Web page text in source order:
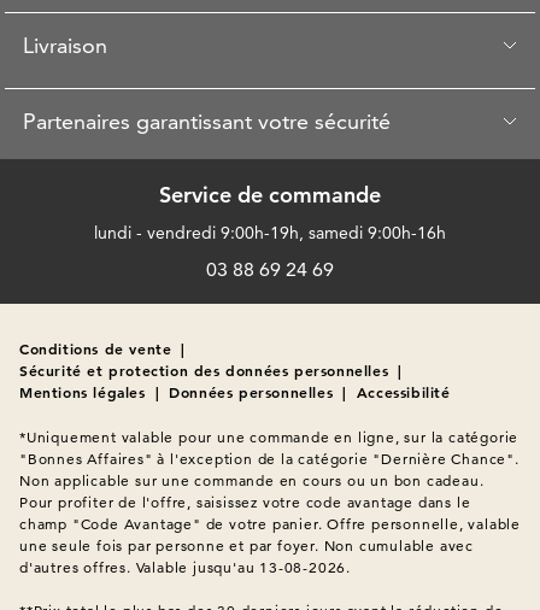
Livraison
Partenaires garantissant votre sécurité
Service de commande
lundi - vendredi 9:00h-19h, samedi 9:00h-16h
03 88 69 24 69
Conditions de vente |
Sécurité et protection des données personnelles |
Mentions légales | Données personnelles | Accessibilité
*Uniquement valable pour une commande en ligne, sur la catégorie
"Bonnes Affaires" à l'exception de la catégorie "Dernière Chance".
Non applicable sur une commande en cours ou un bon cadeau.
Pour profiter de l'offre, saisissez votre code avantage dans le
champ "Code Avantage" de votre panier. Offre personnelle, valable
une seule fois par personne et par foyer. Non cumulable avec
d'autres offres. Valable jusqu'au 13-08-2026.